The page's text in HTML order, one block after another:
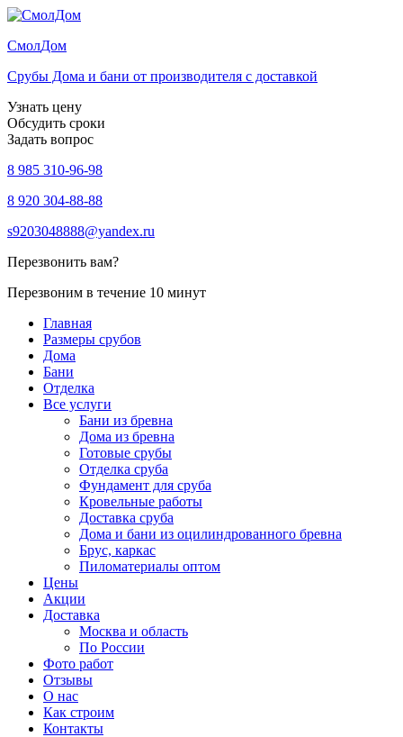
СмолДом
Срубы Дома и бани от производителя с доставкой
Узнать цену
Обсудить сроки
Задать вопрос
8 985 310-96-98
8 920 304-88-88
s9203048888@yandex.ru
Перезвонить вам?
Перезвоним в течение 10 минут
Главная
Размеры срубов
Дома
Бани
Отделка
Все услуги
Бани из бревна
Дома из бревна
Готовые срубы
Отделка сруба
Фундамент для сруба
Кровельные работы
Доставка сруба
Дома и бани из оцилиндрованного бревна
Брус, каркас
Пиломатериалы оптом
Цены
Акции
Доставка
Москва и область
По России
Фото работ
Отзывы
О нас
Как строим
Контакты